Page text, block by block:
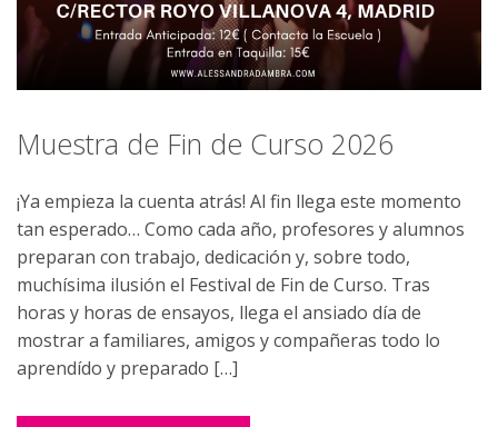
Muestra de Fin de Curso 2026
¡Ya empieza la cuenta atrás! Al fin llega este momento
tan esperado… Como cada año, profesores y alumnos
preparan con trabajo, dedicación y, sobre todo,
muchísima ilusión el Festival de Fin de Curso. Tras
horas y horas de ensayos, llega el ansiado día de
mostrar a familiares, amigos y compañeras todo lo
aprendído y preparado […]